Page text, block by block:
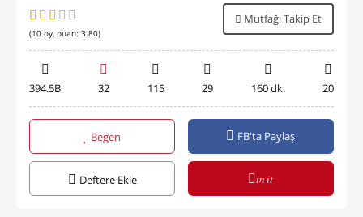
(10 oy, puan: 3.80)
Mutfağı Takip Et
394.5B 32 115 29 160 dk. 20
Beğen FB'ta Paylaş
Deftere Ekle in it